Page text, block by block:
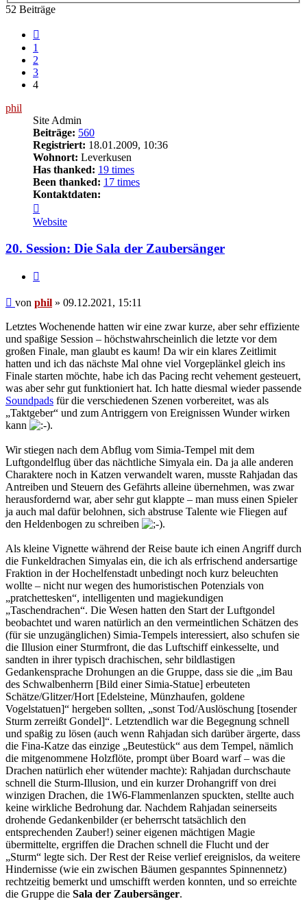
52 Beiträge
1
2
3
4
phil
Site Admin
Beiträge: 560
Registriert: 18.01.2009, 10:36
Wohnort: Leverkusen
Has thanked: 19 times
Been thanked: 17 times
Kontaktdaten:
von
phil
Website
20. Session: Die Sala der Zaubersänger
Beitrag
von phil » 09.12.2021, 15:11
Letztes Wochenende hatten wir eine zwar kurze, aber sehr effiziente
und spaßige Session – höchstwahrscheinlich die letzte vor dem
großen Finale, man glaubt es kaum! Da wir ein klares Zeitlimit
hatten und ich das nächste Mal ohne viel Vorgeplänkel gleich ins
Finale starten möchte, habe ich das Pacing recht vehement gesteuert,
was aber sehr gut funktioniert hat. Ich hatte diesmal wieder passende
Soundpads für die verschiedenen Szenen vorbereitet, was als
„Taktgeber“ und zum Antriggern von Ereignissen Wunder wirken
kann
.
Wir stiegen nach dem Abflug vom Simia-Tempel mit dem
Luftgondelflug über das nächtliche Simyala ein. Da ja alle anderen
Charaktere noch in Katzen verwandelt waren, musste Rahjadan das
Antreiben und Steuern des Gefährts alleine übernehmen, was zwar
herausfordernd war, aber sehr gut klappte – man muss einen Spieler
ja auch mal dafür belohnen, sich abstruse Talente wie Fliegen auf
den Heldenbogen zu schreiben
.
Als kleine Vignette während der Reise baute ich einen Angriff durch
die Funkeldrachen Simyalas ein, die ich als erfrischend andersartige
Fraktion in der Hochelfenstadt unbedingt noch kurz beleuchten
wollte – nicht nur wegen des humoristischen Potenzials von
„pratchettesken“, intelligenten und magiekundigen
„Taschendrachen“. Die Wesen hatten den Start der Luftgondel
beobachtet und waren natürlich an den vermeintlichen Schätzen des
(für sie unzugänglichen) Simia-Tempels interessiert, also schufen sie
die Illusion einer Sturmfront, die das Luftschiff einkesselte, und
sandten in ihrer typisch drachischen, sehr bildlastigen
Gedankensprache Drohungen an die Gruppe, dass sie die „im Bau
des Schwalbenherrn [Bild einer Simia-Statue] erbeuteten
Schätze/Glitzer/Hort [Edelsteine, Münzhaufen, goldene
Vogelstatuen]“ hergeben sollten, „sonst Tod/Auslöschung [tosender
Sturm zerreißt Gondel]“. Letztendlich war die Begegnung schnell
und spaßig zu lösen (auch wenn Rahjadan sich darüber ärgerte, dass
die Fina-Katze das einzige „Beutestück“ aus dem Tempel, nämlich
die mitgenommene Holzflöte, prompt über Board warf – was die
Drachen natürlich eher wütender machte): Rahjadan durchschaute
schnell die Sturm-Illusion, und ein kurzer Drohangriff von drei
winzigen Drachen, die 1W6-Flammenlanzen spuckten, stellte auch
keine wirkliche Bedrohung dar. Nachdem Rahjadan seinerseits
drohende Gedankenbilder (er beherrscht tatsächlich den
entsprechenden Zauber!) seiner eigenen mächtigen Magie
übermittelte, ergriffen die Drachen schnell die Flucht und der
„Sturm“ legte sich. Der Rest der Reise verlief ereignislos, da weitere
Hindernisse (wie ein zwischen Bäumen gespanntes Spinnennetz)
rechtzeitig bemerkt und umschifft werden konnten, und so erreichte
die Gruppe die Sala der Zaubersänger.